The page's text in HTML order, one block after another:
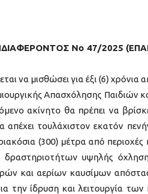
Νο 47/2025
να μισθώσει για έξι (6) χρόνια
Απασχόλησης
ακίνητο θα πρέπει να
τουλάχιστον εκατόν
(300) μέτρα από περιοχές
υψηλής
και αερίων καυσίμων
την ίδρυση και λειτουργία